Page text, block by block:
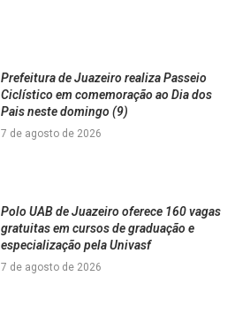
Prefeitura de Juazeiro realiza Passeio
Ciclístico em comemoração ao Dia dos
Pais neste domingo (9)
7 de agosto de 2026
Polo UAB de Juazeiro oferece 160 vagas
gratuitas em cursos de graduação e
especialização pela Univasf
7 de agosto de 2026